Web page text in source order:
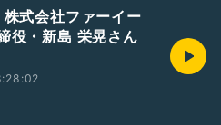
株式会社ファーイー
役・新島 栄晃さん